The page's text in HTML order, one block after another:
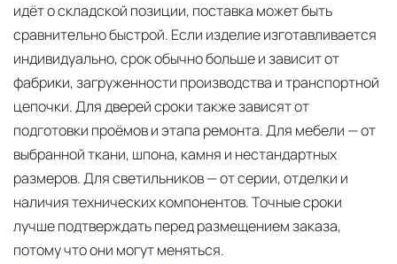
идёт о складской позиции, поставка может быть
сравнительно быстрой. Если изделие изготавливается
индивидуально, срок обычно больше и зависит от
фабрики, загруженности производства и транспортной
цепочки. Для дверей сроки также зависят от
подготовки проёмов и этапа ремонта. Для мебели — от
выбранной ткани, шпона, камня и нестандартных
размеров. Для светильников — от серии, отделки и
наличия технических компонентов. Точные сроки
лучше подтверждать перед размещением заказа,
потому что они могут меняться.